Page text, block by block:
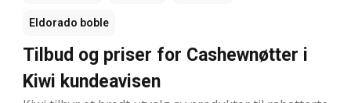
Eldorado boble
Tilbud og priser for Cashewnøtter i
Kiwi kundeavisen